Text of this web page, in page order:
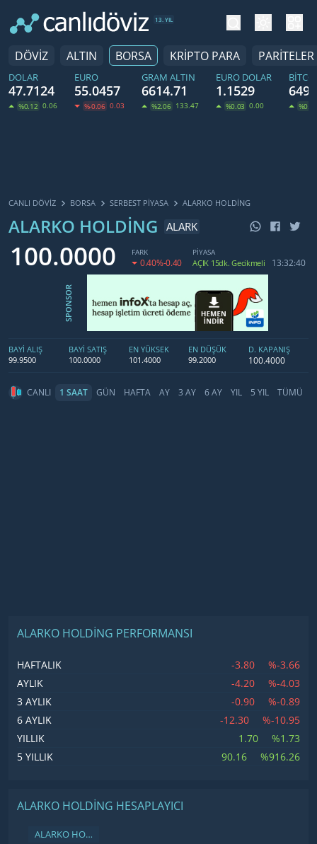
13. YIL
DÖVİZ ALTIN BORSA KRİPTO PARA PARİTELER
DOLAR
47.7124
%0.12 0.06
EURO
55.0457
%-0.06 0.03
GRAM ALTIN
6614.71
%2.06 133.47
EURO DOLAR
1.1529
%0.03 0.00
CANLI DÖVİZ BORSA SERBEST PIYASA ALARKO HOLDİNG
ALARKO HOLDİNG ALARK
100.0000 FARK
0.40%-0.40
PİYASA
AÇIK 15dk. Gecikmeli 13:32:40
SPONSOR
BAYİ ALIŞ
99.9500
BAYİ SATIŞ
100.0000
EN YÜKSEK
101.4000
EN DÜŞÜK
99.2000
D. KAPANIŞ
100.4000
CANLI 1 SAAT GÜN HAFTA AY 3 AY 6 AY YIL 5 YIL TÜMÜ
ALARKO HOLDİNG PERFORMANSI
HAFTALIK -3.80
%-3.66
AYLIK
-4.20
%-4.03
3 AYLIK
-0.90
%-0.89
6 AYLIK
-12.30
%-10.95
YILLIK
1.70
%1.73
5 YILLIK
90.16 %916.26
ALARKO HOLDİNG HESAPLAYICI
ALARKO HOLDİNG